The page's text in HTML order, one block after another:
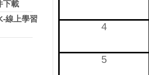
下載
-線上學習
4
5